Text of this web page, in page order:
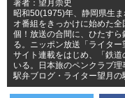
著者：望月崇史
昭和50(1975)年、静岡県生
オ番組をきっかけに始めた
個！放送の合間に、ひたす
る。ニッポン放送「ライタ
サイト連載をはじめ、「鉄
いる。日本旅のペンクラブ理
駅弁ブログ・ライター望月の